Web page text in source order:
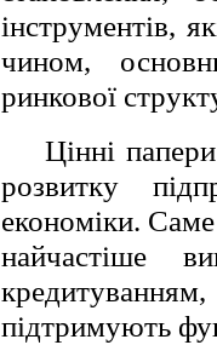
інструментів,
чином,
ринкової
Цінні
розвитку
економіки.
найчастіше
підтримують